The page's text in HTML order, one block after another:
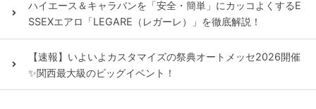
ハイエース＆キャラバンを「安全・簡単」にカッコよくするE
SSEXエアロ「LEGARE（レガーレ）」を徹底解説！
【速報】いよいよカスタマイズの祭典オートメッセ2026開催
✨関西最大級のビッグイベント！